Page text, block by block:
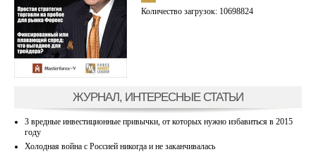
Количество загрузок: 10698824
ЖУРНАЛ, ИНТЕРЕСНЫЕ СТАТЬИ
3 вредные инвестиционные привычки, от которых нужно избавиться в 2015
году
Холодная война с Россией никогда и не заканчивалась